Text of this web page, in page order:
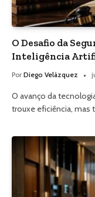
O Desafio da
Inteligência
Por Diego Velázquez
O avanço da
trouxe eficiência, mas